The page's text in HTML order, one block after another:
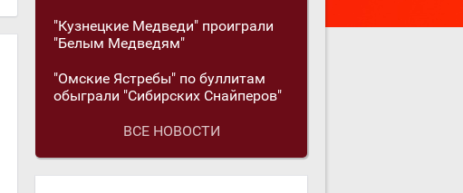
"Кузнецкие Медведи" проиграли
"Белым Медведям"
"Омские Ястребы" по буллитам
обыграли "Сибирских Снайперов"
ВСЕ НОВОСТИ